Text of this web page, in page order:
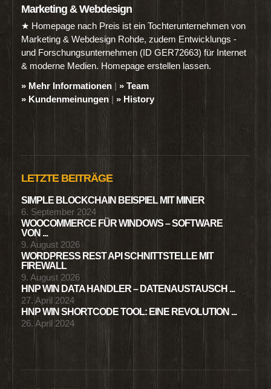
Marketing & Webdesign
★ Homepage nach Preis ist ein Tochterunternehmen von
Marketing & Webdesign Rohde, zudem Entwicklungs -
und Forschungsunternehmen (ID GER72663) für Internet
& moderne Medien. Homepage erstellen lassen.
» Mehr Informationen | » Team
» Kundenmeinungen | » History
LETZTE BEITRÄGE
SIMPLE BLOCKCHAIN BEISPIEL MIT MINER
6. September 2024
WOOCOMMERCE FÜR WINDOWS – SOFTWARE
VON ...
9. August 2026
WORDPRESS REST API SCHNITTSTELLE MIT
FIREWALL
9. August 2026
HNP WIN DATA HANDLER – DATENAUSTAUSCH ...
27. April 2024
HNP WIN SHORTCODE TOOL: EINE REVOLUTION ...
26. April 2024